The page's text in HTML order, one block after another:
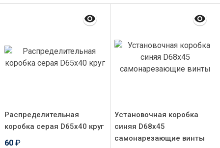
Распределительная
коробка серая D65x40 круг
60 ₽
Установочная коробка
синяя D68x45
самонарезающие винты